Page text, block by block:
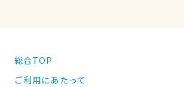
総合TOP
ご利用にあたって